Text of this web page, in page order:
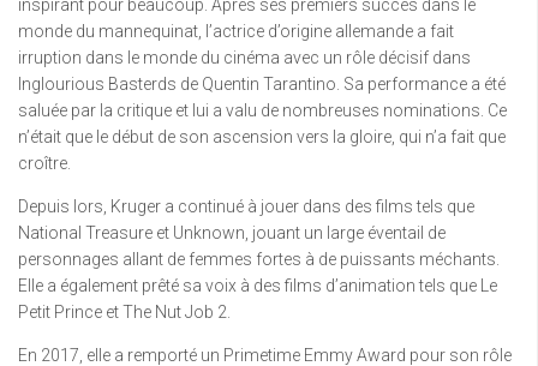
inspirant pour beaucoup. Après ses premiers succès dans le
monde du mannequinat, l’actrice d’origine allemande a fait
irruption dans le monde du cinéma avec un rôle décisif dans
Inglourious Basterds de Quentin Tarantino. Sa performance a été
saluée par la critique et lui a valu de nombreuses nominations. Ce
n’était que le début de son ascension vers la gloire, qui n’a fait que
croître.
Depuis lors, Kruger a continué à jouer dans des films tels que
National Treasure et Unknown, jouant un large éventail de
personnages allant de femmes fortes à de puissants méchants.
Elle a également prêté sa voix à des films d’animation tels que Le
Petit Prince et The Nut Job 2.
En 2017, elle a remporté un Primetime Emmy Award pour son rôle